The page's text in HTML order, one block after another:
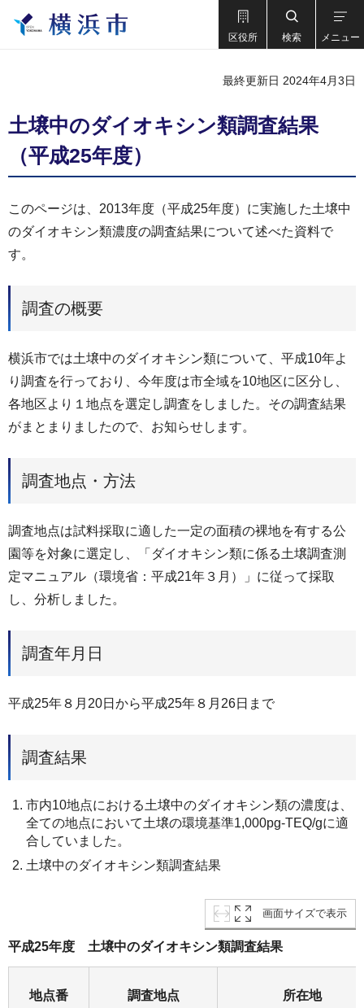
区役所 検索 メニュー
最終更新日 2024年4月3日
土壌中のダイオキシン類調査結果
（平成25年度）
このページは、2013年度（平成25年度）に実施した土壌中
のダイオキシン類濃度の調査結果について述べた資料で
す。
調査の概要
横浜市では土壌中のダイオキシン類について、平成10年よ
り調査を行っており、今年度は市全域を10地区に区分し、
各地区より１地点を選定し調査をしました。その調査結果
がまとまりましたので、お知らせします。
調査地点・方法
調査地点は試料採取に適した一定の面積の裸地を有する公
園等を対象に選定し、「ダイオキシン類に係る土壌調査測
定マニュアル（環境省：平成21年３月）」に従って採取
し、分析しました。
調査年月日
平成25年８月20日から平成25年８月26日まで
調査結果
市内10地点における土壌中のダイオキシン類の濃度は、
全ての地点において土壌の環境基準1,000pg-TEQ/gに適
合していました。
土壌中のダイオキシン類調査結果
画面サイズで表示
平成25年度 土壌中のダイオキシン類調査結果
地点番
調査地点 所在地